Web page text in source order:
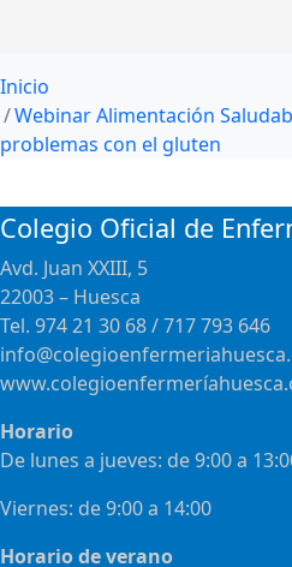
Inicio
Webinar Alimentación
problemas con el gluten
Colegio Oficial de
Avd. Juan XXIII, 5
22003 – Huesca
Tel. 974 21 30 68 / 717 793 646
Horario
De lunes a jueves: de 9:00 a
Viernes: de 9:00 a 14:00
Horario de verano